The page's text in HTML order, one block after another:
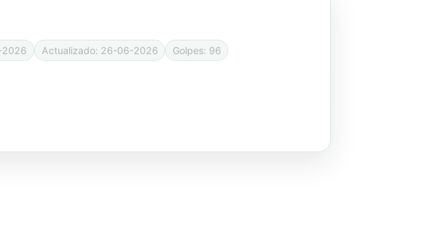
2026 Actualizado: 26-06-2026 Golpes: 96